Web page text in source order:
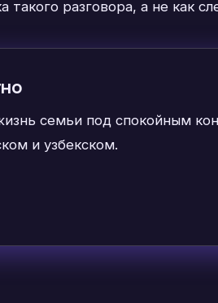
разговора, а не как
семьи под спокойным
и узбекском.